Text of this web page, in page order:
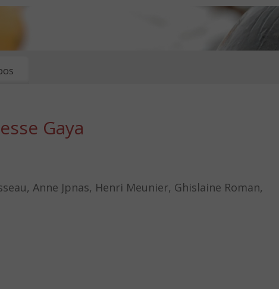
Gaya
Anne Jpnas, Henri Meunier, Ghislaine Roman,